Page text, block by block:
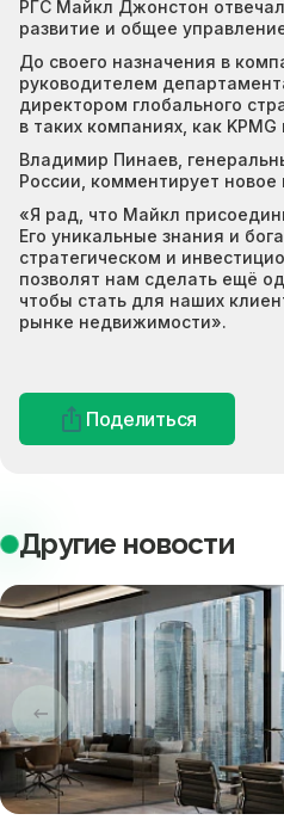
РГС Майкл Джонстон отвечал
развитие и общее
До своего назначения в
руководителем
директором глобального
в таких компаниях, как
Владимир Пинаев,
России, комментирует новое
«Я рад, что Майкл
Его уникальные знания и
стратегическом и
позволят нам сделать ещё
чтобы стать для наших
рынке недвижимости».
Поделиться
Другие новости